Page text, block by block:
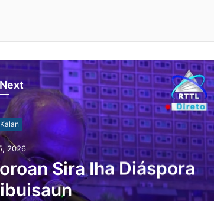
2026
Sira Iha Diáspora